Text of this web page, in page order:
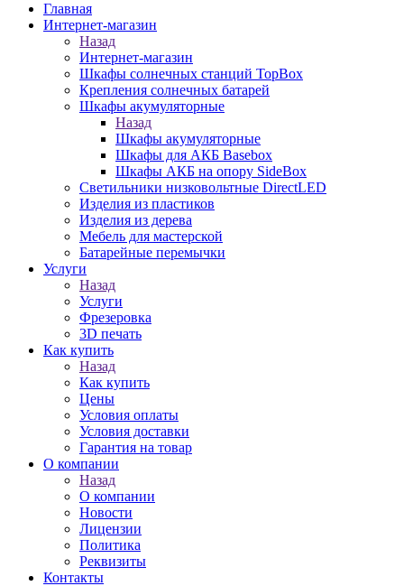
Главная
Интернет-магазин
Назад
Интернет-магазин
Шкафы солнечных станций TopBox
Крепления солнечных батарей
Шкафы акумуляторные
Назад
Шкафы акумуляторные
Шкафы для АКБ Basebox
Шкафы АКБ на опору SideBox
Светильники низковольтные DirectLED
Изделия из пластиков
Изделия из дерева
Мебель для мастерской
Батарейные перемычки
Услуги
Назад
Услуги
Фрезеровка
3D печать
Как купить
Назад
Как купить
Цены
Условия оплаты
Условия доставки
Гарантия на товар
О компании
Назад
О компании
Новости
Лицензии
Политика
Реквизиты
Контакты